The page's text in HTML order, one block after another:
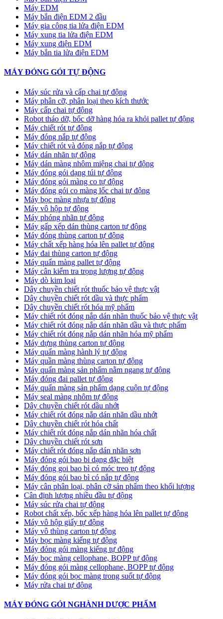
Máy EDM
Máy bắn điện EDM 2 đầu
Máy gia công tia lửa điện EDM
Máy xung tia lửa điện EDM
Máy xung điện EDM
Máy bắn tia lửa điện EDM
MÁY ĐÓNG GÓI TỰ ĐỘNG
Máy súc rửa và cấp chai tự động
Máy phân cỡ, phân loại theo kích thước
Máy cấp chai tự động
Robot tháo dỡ, bốc dỡ hàng hóa ra khỏi pallet tự động
Máy chiết rót tự động
Máy đóng nắp tự động
Máy chiết rót và đóng nắp tự động
Máy dán nhãn tự động
Máy dán màng nhôm miệng chai tự động
Máy đóng gói dạng túi tự động
Máy đóng gói màng co tự động
Máy đóng gói co màng lốc chai tự động
Máy bọc màng nhựa tự động
Máy vô hộp tự động
Máy phóng nhãn tự động
Máy gấp xếp dán thùng carton tự động
Máy đóng thùng carton tự động
Máy chất xếp hàng hóa lên pallet tự động
Máy đai thùng carton tự động
Máy quấn màng pallet tự động
Máy cân kiểm tra trọng lượng tự động
Máy dò kim loại
Dây chuyền chiết rót thuốc bảo vệ thực vật
Dây chuyền chiết rót dầu và thực phẩm
Dây chuyền chiết rót hóa mỹ phẩm
Máy chiết rót đóng nắp dán nhãn thuốc bảo vệ thực vật
Máy chiết rót đóng nắp dán nhãn dầu và thực phẩm
Máy chiết rót đóng nắp dán nhãn hóa mỹ phẩm
Máy dựng thùng carton tự động
Máy quấn màng hành lý tự động
Máy quần màng thùng carton tự động
Máy quấn màng sản phẩm nằm ngang tự động
Máy đóng đai pallet tự động
Máy quấn màng sản phẩm dạng cuộn tự động
Máy seal màng nhôm tự động
Dây chuyền chiết rót dầu nhớt
Máy chiết rót đóng nắp dán nhãn dầu nhớt
Dây chuyền chiết rót hóa chất
Máy chiết rót đóng nắp dán nhãn hóa chất
Dây chuyền chiết rót sơn
Máy chiết rót đóng nắp dán nhãn sơn
Máy đóng gói bao bi dạng đặc biệt
Máy đóng goi bao bì có móc treo tự động
Máy đóng gói bao bì có nắp tự động
Máy cân phân loại, phân cỡ sản phẩm theo khối lượng
Cân định lượng nhiều đầu tự động
Máy súc rửa chai tự động
Robot chất xếp, bốc xếp hàng hóa lên pallet tự động
Máy vô hộp giấy tự động
Máy vô thùng carton tự động
Máy bọc màng kiếng tự động
Máy đóng gói màng kiếng tự động
Máy bọc màng cellophane, BOPP tự động
Máy đóng gói màng cellophane, BOPP tự động
Máy đóng gói bọc màng trong suốt tự động
Máy rửa chai tự động
MÁY ĐÓNG GÓI NGHÀNH DƯỢC PHẨM